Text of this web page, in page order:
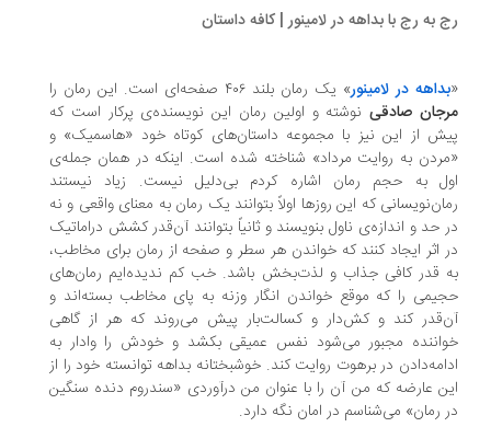
به رج با بداهه در لامینور | کافه داستان
در لامینور » یک رمان بلند ۴۰۶ صفحه‌ای است. این رمان را
صادقی نوشته و اولین رمان این نویسنده‌ی پرکار است که
از این نیز با مجموعه داستان‌های کوتاه خود «هاسمیک» و
به روایت مرداد» شناخته شده است. اینکه در همان جمله‌ی
به حجم رمان اشاره کردم بی‌دلیل نیست. زیاد نیستند
که این روزها اولاً بتوانند یک رمان به معنای واقعی و نه
حد و اندازه‌ی ناول بنویسند و ثانیاً بتوانند آن‌قدر کشش دراماتیک
اثر ایجاد کنند که خواندن هر سطر و صفحه از رمان برای مخاطب،
قدر کافی جذاب و لذت‌بخش باشد. خب کم ندیده‌ایم رمان‌های
را که موقع خواندن انگار وزنه به پای مخاطب بسته‌اند و
کند و کش‌دار و کسالت‌بار پیش می‌روند که هر از گاهی
مجبور می‌شود نفس عمیقی بکشد و خودش را وادار به
در برهوت روایت کند. خوشبختانه بداهه توانسته خود را از
عارضه که من آن را با عنوان من درآوردی «سندروم دنده سنگین
رمان» می‌شناسم در امان نگه دارد.